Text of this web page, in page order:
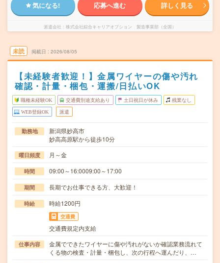
気になる! 応募へ進む 詳しく見る
派遣会社 株式会社綜合キャリアオプション 製造事業部（全国）
未読 掲載日 2026/08/05
【未経験者歓迎！】金属ワイヤーの傷や汚れ
確認・計量・梱包・運搬/日払いOK
職種未経験OK 交通費別途支給あり 土日祝日が休み 残業なし
WEB登録OK 派遣
勤務地
新潟県妙高市
妙高高原駅から徒歩10分
曜日頻度 月～金
時間 09:00～16:0009:00～17:00
期間 長期でお仕事できる方、大歓迎！
時給 時給1200円
交通費
交通費規定内支給
仕事内容
金属でできたワイヤーに傷や汚れがないか確認業務流れて
くる物の検査・計量・梱包し、次の行程へ運んだり、…